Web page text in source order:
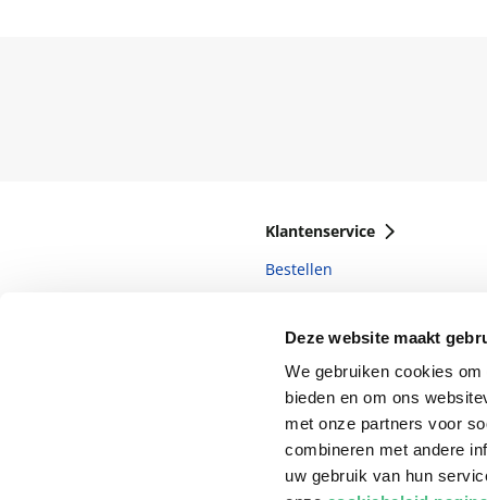
Deze website maakt
We gebruiken cookies
bieden en om ons
met onze partners voor
combineren met andere
uw gebruik van hun
Klantenservice
Bestellen
Betalen
Retourneren
Veelgestelde vragen